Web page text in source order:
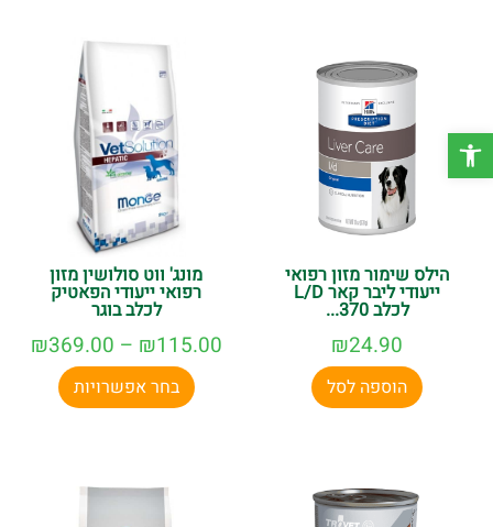
פתח סרגל נגישות
הילס שימור מזון רפואי
ייעודי ליבר קאר L/D
לכלב 370...
₪24.90
הוספה לסל
מונג' ווט סולושין מזון
רפואי ייעודי הפאטיק
לכלב בוגר
₪115.00
–
₪369.00
בחר אפשרויות